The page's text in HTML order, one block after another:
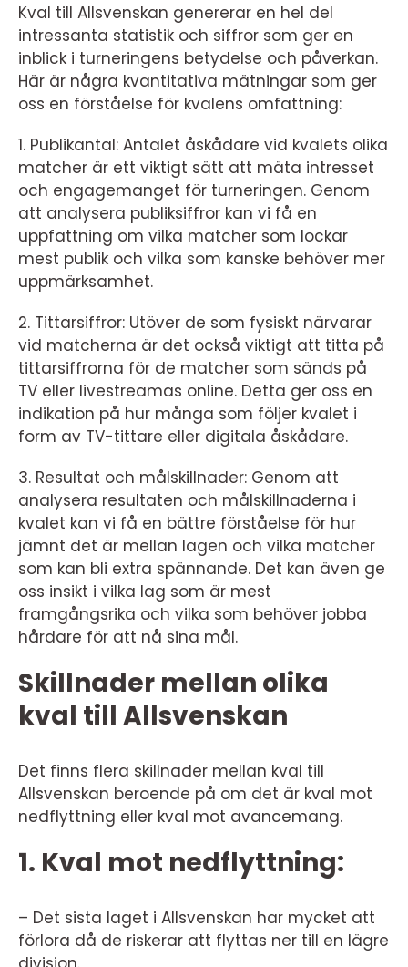
Kval till Allsvenskan genererar en hel del
intressanta statistik och siffror som ger en
inblick i turneringens betydelse och påverkan.
Här är några kvantitativa mätningar som ger
oss en förståelse för kvalens omfattning:
1. Publikantal: Antalet åskådare vid kvalets olika
matcher är ett viktigt sätt att mäta intresset
och engagemanget för turneringen. Genom
att analysera publiksiffror kan vi få en
uppfattning om vilka matcher som lockar
mest publik och vilka som kanske behöver mer
uppmärksamhet.
2. Tittarsiffror: Utöver de som fysiskt närvarar
vid matcherna är det också viktigt att titta på
tittarsiffrorna för de matcher som sänds på
TV eller livestreamas online. Detta ger oss en
indikation på hur många som följer kvalet i
form av TV-tittare eller digitala åskådare.
3. Resultat och målskillnader: Genom att
analysera resultaten och målskillnaderna i
kvalet kan vi få en bättre förståelse för hur
jämnt det är mellan lagen och vilka matcher
som kan bli extra spännande. Det kan även ge
oss insikt i vilka lag som är mest
framgångsrika och vilka som behöver jobba
hårdare för att nå sina mål.
Skillnader mellan olika
kval till Allsvenskan
Det finns flera skillnader mellan kval till
Allsvenskan beroende på om det är kval mot
nedflyttning eller kval mot avancemang.
1. Kval mot nedflyttning:
– Det sista laget i Allsvenskan har mycket att
förlora då de riskerar att flyttas ner till en lägre